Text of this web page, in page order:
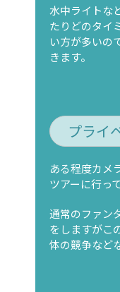
水中ライトな
たりどのタイ
い方が多いの
きます。
プライ
ある程度カメ
ツアーに行っ
通常のファン
をしますがこ
体の競争など